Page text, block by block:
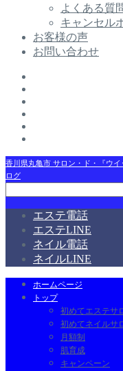
よくある質
キャンセル
お客様の声
お問い合わせ
香川県丸亀市 サロン・ド・『ウ
ログ
エステ電話
エステLINE
ネイル電話
ネイルLINE
ホームページ
トップ
初めてエステサ
初めてネイルサ
月額制
肌育成
キャンペーン